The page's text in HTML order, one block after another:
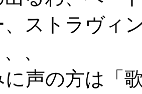
、ストラヴィ
、
に声の方は「